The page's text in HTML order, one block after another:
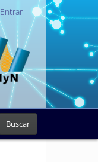
Entrar
Buscar